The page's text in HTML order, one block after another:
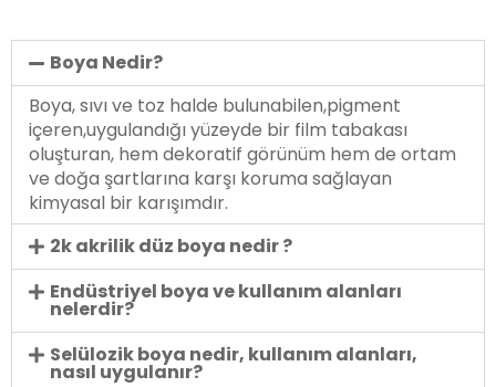
Boya Nedir?
Boya, sıvı ve toz halde bulunabilen,pigment
içeren,uygulandığı yüzeyde bir film tabakası
oluşturan, hem dekoratif görünüm hem de ortam
ve doğa şartlarına karşı koruma sağlayan
kimyasal bir karışımdır.
2k akrilik düz boya nedir ?
Endüstriyel boya ve kullanım alanları
nelerdir?
Selülozik boya nedir, kullanım alanları,
nasıl uygulanır?